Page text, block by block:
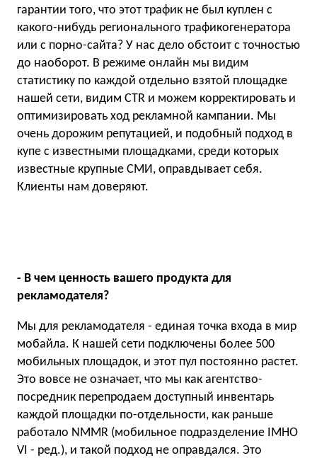
гарантии того, что этот трафик не был куплен с
какого-нибудь регионального трафикогенератора
или с порно-сайта? У нас дело обстоит с точностью
до наоборот. В режиме онлайн мы видим
статистику по каждой отдельно взятой площадке
нашей сети, видим CTR и можем корректировать и
оптимизировать ход рекламной кампании. Мы
очень дорожим репутацией, и подобный подход в
купе с известными площадками, среди которых
известные крупные СМИ, оправдывает себя.
Клиенты нам доверяют.
- В чем ценность вашего продукта для
рекламодателя?
Мы для рекламодателя - единая точка входа в мир
мобайла. К нашей сети подключены более 500
мобильных площадок, и этот пул постоянно растет.
Это вовсе не означает, что мы как агентство-
посредник перепродаем доступный инвентарь
каждой площадки по-отдельности, как раньше
работало NMMR (мобильное подразделение IMHO
VI - ред.), и такой подход не оправдался. Это